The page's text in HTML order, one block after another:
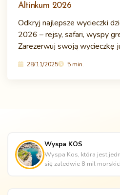
Altinkum 2026
Odkryj najlepsze wycieczki
2026 – rejsy, safari, wyspy
Zarezerwuj swoją wycieczkę
28/11/2025 5 min.
Wyspa KOS
Wyspa Kos, która jest
się zaledwie 8 mil